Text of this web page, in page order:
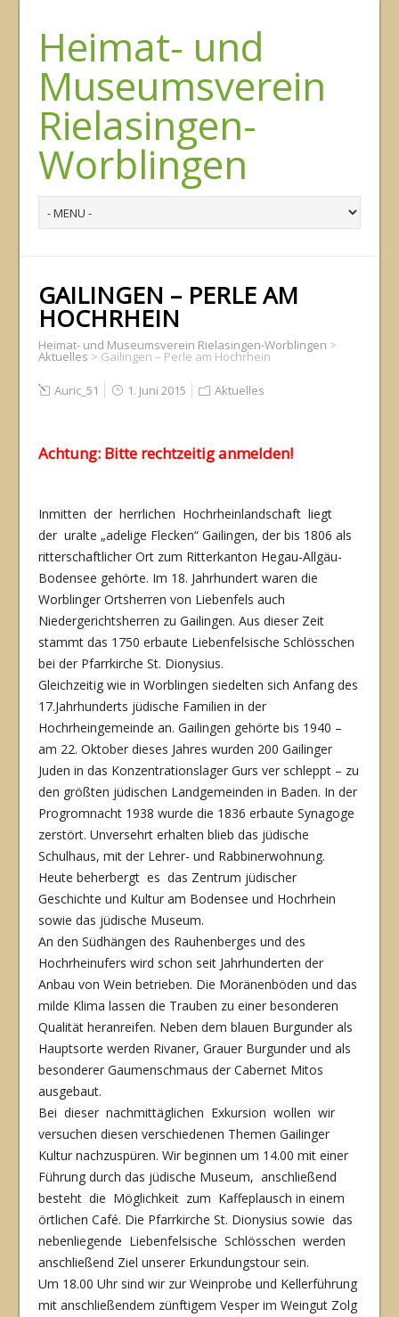
Heimat- und
Museumsverein
Rielasingen-
Worblingen
GAILINGEN – PERLE AM
HOCHRHEIN
Heimat- und Museumsverein Rielasingen-Worblingen >
Aktuelles > Gailingen – Perle am Hochrhein
Auric_51 1. Juni 2015 Aktuelles
Achtung: Bitte rechtzeitig anmelden!
Inmitten der herrlichen Hochrheinlandschaft liegt
der uralte „adelige Flecken“ Gailingen, der bis 1806 als
ritterschaftlicher Ort zum Ritterkanton Hegau-Allgäu-
Bodensee gehörte. Im 18. Jahrhundert waren die
Worblinger Ortsherren von Liebenfels auch
Niedergerichtsherren zu Gailingen. Aus dieser Zeit
stammt das 1750 erbaute Liebenfelsische Schlösschen
bei der Pfarrkirche St. Dionysius.
Gleichzeitig wie in Worblingen siedelten sich Anfang des
17.Jahrhunderts jüdische Familien in der
Hochrheingemeinde an. Gailingen gehörte bis 1940 –
am 22. Oktober dieses Jahres wurden 200 Gailinger
Juden in das Konzentrationslager Gurs ver schleppt – zu
den größten jüdischen Landgemeinden in Baden. In der
Progromnacht 1938 wurde die 1836 erbaute Synagoge
zerstört. Unversehrt erhalten blieb das jüdische
Schulhaus, mit der Lehrer- und Rabbinerwohnung.
Heute beherbergt es das Zentrum jüdischer
Geschichte und Kultur am Bodensee und Hochrhein
sowie das jüdische Museum.
An den Südhängen des Rauhenberges und des
Hochrheinufers wird schon seit Jahrhunderten der
Anbau von Wein betrieben. Die Moränenböden und das
milde Klima lassen die Trauben zu einer besonderen
Qualität heranreifen. Neben dem blauen Burgunder als
Hauptsorte werden Rivaner, Grauer Burgunder und als
besonderer Gaumenschmaus der Cabernet Mitos
ausgebaut.
Bei dieser nachmittäglichen Exkursion wollen wir
versuchen diesen verschiedenen Themen Gailinger
Kultur nachzuspüren. Wir beginnen um 14.00 mit einer
Führung durch das jüdische Museum, anschließend
besteht die Möglichkeit zum Kaffeplausch in einem
örtlichen Café. Die Pfarrkirche St. Dionysius sowie das
nebenliegende Liebenfelsische Schlösschen werden
anschließend Ziel unserer Erkundungstour sein.
Um 18.00 Uhr sind wir zur Weinprobe und Kellerführung
mit anschließendem zünftigem Vesper im Weingut Zolg